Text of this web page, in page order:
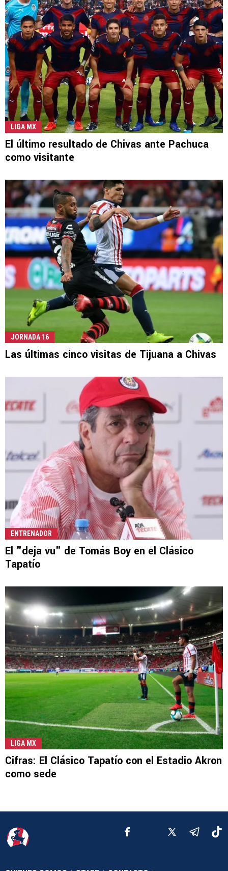
LIGA MX
El último resultado de Chivas ante Pachuca
como visitante
JORNADA 16
Las últimas cinco visitas de Tijuana a Chivas
ENTRENADOR
El "deja vu" de Tomás Boy en el Clásico
Tapatío
LIGA MX
Cifras: El Clásico Tapatío con el Estadio Akron
como sede